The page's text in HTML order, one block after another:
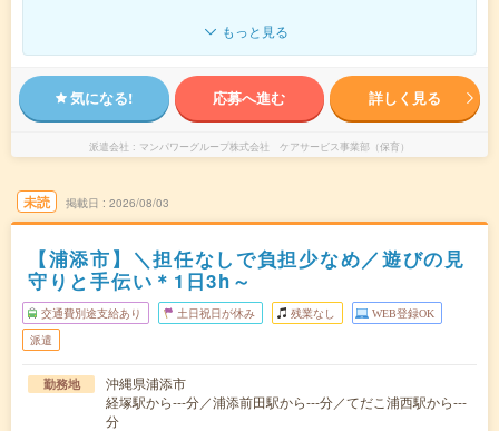
もっと見る
気になる! 応募へ進む 詳しく見る
派遣会社 マンパワーグループ株式会社 ケアサービス事業部（保育）
未読 掲載日 2026/08/03
【浦添市】＼担任なしで負担少なめ／遊びの見
守りと手伝い＊1日3h～
交通費別途支給あり 土日祝日が休み 残業なし WEB登録OK
派遣
勤務地
沖縄県浦添市
経塚駅から---分／浦添前田駅から---分／てだこ浦西駅から---
分